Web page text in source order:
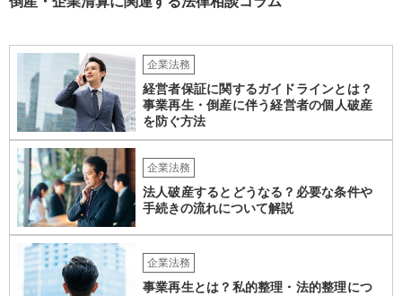
企業法務
経営者保証に関するガイドラインとは？
事業再生・倒産に伴う経営者の個人破産
を防ぐ方法
企業法務
法人破産するとどうなる？必要な条件や
手続きの流れについて解説
企業法務
事業再生とは？私的整理・法的整理につ